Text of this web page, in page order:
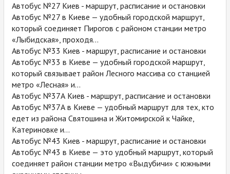
Автобус №27 Киев - маршрут, расписание и остановки
Автобус №27 в Киеве — удобный городской маршрут,
который соединяет Пирогов с районом станции метро
«Лыбидская», проходя...
Автобус №33 Киев - маршрут, расписание и остановки
Автобус №33 в Киеве — удобный городской маршрут,
который связывает район Лесного массива со станцией
метро «Лесная» и...
Автобус №37А Киев - маршрут, расписание и остановки
Автобус №37А в Киеве — удобный маршрут для тех, кто
едет из района Святошина и Житомирской к Чайке,
Катериновке и...
Автобус №43 Киев - маршрут, расписание и остановки
Автобус №43 в Киеве — это удобный маршрут, который
соединяет район станции метро «Выдубичи» с южными